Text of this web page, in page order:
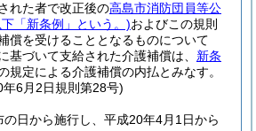
れた者で改正後の高島市消防団員等公
「新条例」という。)およびこの規則
償を受けることとなるものについて
基づいて支給された介護補償は、 新条
規定による介護補償の内払とみなす。
年6月2日規則第28号)
の日から施行し、平成20年4月1日から